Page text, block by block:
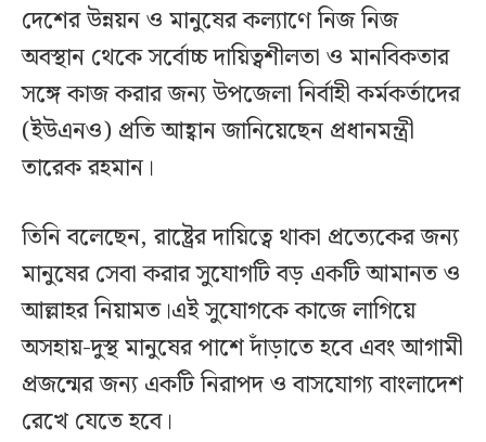
দেশের উন্নয়ন ও মানুষের কল্যাণে নিজ নিজ
অবস্থান থেকে সর্বোচ্চ দায়িত্বশীলতা ও মানবিকতার
সঙ্গে কাজ করার জন্য উপজেলা নির্বাহী কর্মকর্তাদের
(ইউএনও) প্রতি আহ্বান জানিয়েছেন প্রধানমন্ত্রী
তারেক রহমান।
তিনি বলেছেন, রাষ্ট্রের দায়িত্বে থাকা প্রত্যেকের জন্য
মানুষের সেবা করার সুযোগটি বড় একটি আমানত ও
আল্লাহর নিয়ামত।এই সুযোগকে কাজে লাগিয়ে
অসহায়-দুস্থ মানুষের পাশে দাঁড়াতে হবে এবং আগামী
প্রজন্মের জন্য একটি নিরাপদ ও বাসযোগ্য বাংলাদেশ
রেখে যেতে হবে।